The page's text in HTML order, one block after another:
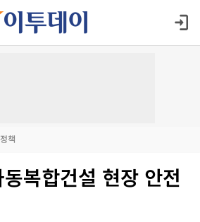
책
복합건설 현장 안전